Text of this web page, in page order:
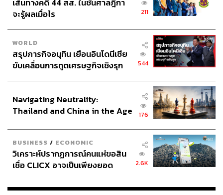
เส้นทางคดี 44 สส. ในชั้นศาลฎีกา
จะรู้ผลเมื่อไร
211
WORLD
สรุปภารกิจอนุทิน เยือนอินโดนีเซีย
ขับเคลื่อนการทูตเศรษฐกิจเชิงรุก
544
Navigating Neutrality:
Thailand and China in the Age
176
BUSINESS / ECONOMIC
วิเคราะห์ปรากฏการณ์คนแห่ขอสิน
เชื่อ CLICX อาจเป็นเพียงยอด
เรือนไทยที่ถูกซุกไว้
2.6K